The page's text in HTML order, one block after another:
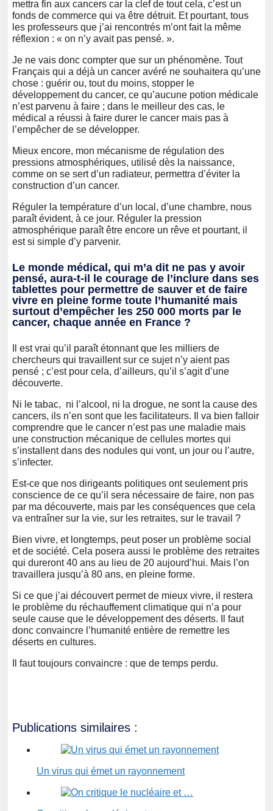
mettra fin aux cancers car la clef de tout cela, c’est un
fonds de commerce qui va être détruit. Et pourtant, tous
les professeurs que j’ai rencontrés m’ont fait la même
réflexion : « on n’y avait pas pensé. ».
Je ne vais donc compter que sur un phénomène. Tout
Français qui a déjà un cancer avéré ne souhaitera qu’une
chose : guérir ou, tout du moins, stopper le
développement du cancer, ce qu’aucune potion médicale
n’est parvenu à faire ; dans le meilleur des cas, le
médical a réussi à faire durer le cancer mais pas à
l’empêcher de se développer.
Mieux encore, mon mécanisme de régulation des
pressions atmosphériques, utilisé dès la naissance,
comme on se sert d’un radiateur, permettra d’éviter la
construction d’un cancer.
Réguler la température d’un local, d’une chambre, nous
paraît évident, à ce jour. Réguler la pression
atmosphérique paraît être encore un rêve et pourtant, il
est si simple d’y parvenir.
Le monde médical, qui m’a dit ne pas y avoir
pensé, aura-t-il le courage de l’inclure dans ses
tablettes pour permettre de sauver et de faire
vivre en pleine forme toute l’humanité mais
surtout d’empêcher les 250 000 morts par le
cancer, chaque année en France ?
Il est vrai qu’il paraît étonnant que les milliers de
chercheurs qui travaillent sur ce sujet n’y aient pas
pensé ; c’est pour cela, d’ailleurs, qu’il s’agit d’une
découverte.
Ni le tabac, ni l’alcool, ni la drogue, ne sont la cause des
cancers, ils n’en sont que les facilitateurs. Il va bien falloir
comprendre que le cancer n’est pas une maladie mais
une construction mécanique de cellules mortes qui
s’installent dans des nodules qui vont, un jour ou l’autre,
s’infecter.
Est-ce que nos dirigeants politiques ont seulement pris
conscience de ce qu’il sera nécessaire de faire, non pas
par ma découverte, mais par les conséquences que cela
va entraîner sur la vie, sur les retraites, sur le travail ?
Bien vivre, et longtemps, peut poser un problème social
et de société. Cela posera aussi le problème des retraites
qui dureront 40 ans au lieu de 20 aujourd’hui. Mais l’on
travaillera jusqu’à 80 ans, en pleine forme.
Si ce que j’ai découvert permet de mieux vivre, il restera
le problème du réchauffement climatique qui n’a pour
seule cause que le développement des déserts. Il faut
donc convaincre l’humanité entière de remettre les
déserts en cultures.
Il faut toujours convaincre : que de temps perdu.
Publications similaires :
Un virus qui émet un rayonnement